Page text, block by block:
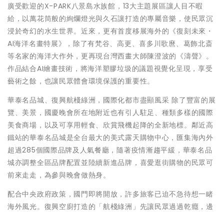
廣受歡迎的X-PARK八景島水族館，13大主題展區讓人目不暇
給，以萬花筒般的絢爛燈光與久石讓打造的專屬音樂，使民眾沉
浸於奇幻的水生世界。近來，更有首度移展海外的《復刻未來・
AI海洋名畫特展》，除了有梵谷、高更、喜多川歌麿、葛飾北斎
等名家的海洋大作外，更再現台灣西畫大師陳澄波的《濤聲》。
作品結合AI繪畫技術，將海洋塑膠垃圾的議題視覺化呈現，享受
藝術之餘，也讓民眾體會環境保護的重要性。
華泰名品城、復興航棧綠洲，國際化都市盡顯風采 除了豐富的展
覽、美景，國慶晚會所在地附近也有引人駐足、種類多樣的國際
美食商場，以及可享用輕食、欣賞飛機起降的全新地標。鄰近高
鐵站的華泰名品城是全台最大的美式露天購物中心，匯集海內外
超過285個國際品牌及人氣餐廳，隨著疫情漸趨平緩，華泰名品
城亦調整全區品牌配置並陸續新進品牌，喜愛逛街購物的民眾可
前來走走，為參與晚會做熱身。
配合中央政府政策，國門即將開放，許多旅客已迫不急待想一睹
海外風光。復興空廚打造的「航棧綠洲」先讓民眾過過乾癮，邊